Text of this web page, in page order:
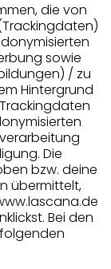
die von
sowie
/ zu
Hintergrund
Die
bzw. deine
übermittelt,
Bei den